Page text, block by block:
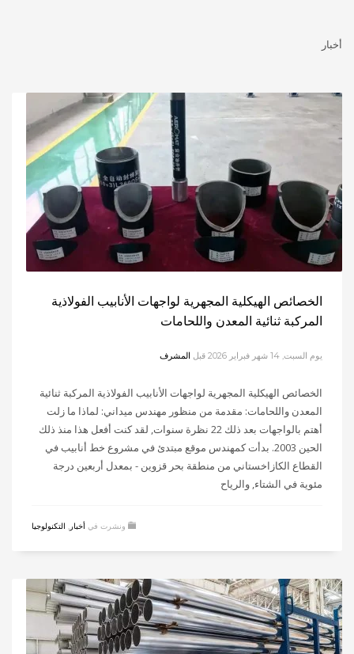
أخبار
الخصائص الهيكلية المجهرية لواجهات الأنابيب الفولاذية
المركبة ثنائية المعدن واللحامات
يوم السبت, 14 شهر فبراير 2026 قبل المشرف
الخصائص الهيكلية المجهرية لواجهات الأنابيب الفولاذية المركبة ثنائية
المعدن واللحامات: مقدمة من منظور مهندس ميداني: لماذا ما زلت
أهتم بالواجهات بعد ذلك 22 نظرة سنوات, لقد كنت أفعل هذا منذ ذلك
الحين 2003. بدأت كمهندس موقع مبتدئ في مشروع خط أنابيب في
القطاع الكازاخستاني من منطقة بحر قزوين - بمعدل أربعين درجة
مئوية في الشتاء, والرياح
ونشرت في أخبار , التكنولوجيا